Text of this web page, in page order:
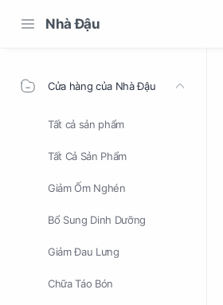
Nhà Đậu
Cửa hàng của Nhà Đậu
Tất cả sản phẩm
Tất Cả Sản Phẩm
Giảm Ốm Nghén
Bổ Sung Dinh Dưỡng
Giảm Đau Lưng
Chữa Táo Bón